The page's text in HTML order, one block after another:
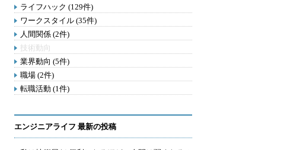
ライフハック (129件)
ワークスタイル (35件)
人間関係 (2件)
技術動向
業界動向 (5件)
職場 (2件)
転職活動 (1件)
エンジニアライフ 最新の投稿